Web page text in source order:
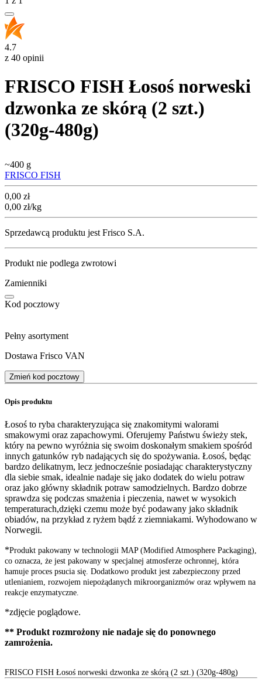
4.7
z 40 opinii
FRISCO FISH Łosoś norweski
dzwonka ze skórą (2 szt.)
(320g-480g)
~400 g
FRISCO FISH
Cena
0,00 zł
0,00 zł/kg
Sprzedawcą produktu jest Frisco S.A.
Produkt nie podlega zwrotowi
Zamienniki
Kod pocztowy
Pełny asortyment
Dostawa Frisco VAN
Zmień kod pocztowy
Opis produktu
Łosoś to ryba charakteryzująca się znakomitymi walorami
smakowymi oraz zapachowymi. Oferujemy Państwu świeży stek,
który na pewno wyróżnia się swoim doskonałym smakiem spośród
innych gatunków ryb nadających się do spożywania. Łosoś, będąc
bardzo delikatnym, lecz jednocześnie posiadając charakterystyczny
dla siebie smak, idealnie nadaje się jako dodatek do wielu potraw
oraz jako główny składnik potraw samodzielnych. Bardzo dobrze
sprawdza się podczas smażenia i pieczenia, nawet w wysokich
temperaturach,dzięki czemu może być podawany jako składnik
obiadów, na przykład z ryżem bądź z ziemniakami. Wyhodowano w
Norwegii.
*Produkt pakowany w technologii MAP (Modified Atmosphere Packaging),
co oznacza, że jest pakowany w specjalnej atmosferze ochronnej, która
hamuje proces psucia się. Dodatkowo produkt jest zabezpieczony przed
utlenianiem, rozwojem niepożądanych mikroorganizmów oraz wpływem na
reakcje enzymatyczne.
*zdjęcie poglądowe.
** Produkt rozmrożony nie nadaje się do ponownego
zamrożenia.
FRISCO FISH Łosoś norweski dzwonka ze skórą (2 szt.) (320g-480g)